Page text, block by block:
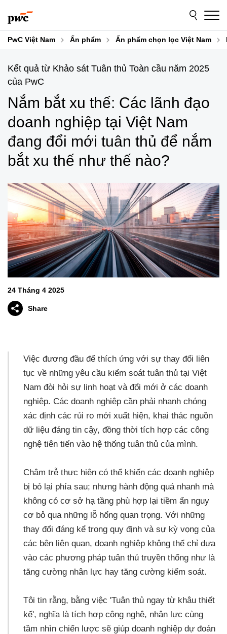
PwC Việt Nam Ấn phẩm Ấn phẩm chọn lọc Việt Nam
Kết quả từ Khảo sát Tuân thủ Toàn cầu năm 2025
của PwC​
Nắm bắt xu thế:​ Các lãnh đạo
doanh nghiệp tại Việt Nam
đang đổi mới tuân thủ để nắm
bắt xu thế như thế nào?​
24 Tháng 4 2025
Share
Việc đương đầu để thích ứng với sự thay đổi liên
tục về những yêu cầu kiểm soát tuân thủ tại Việt
Nam đòi hỏi sự linh hoạt và đổi mới ở các doanh
nghiệp. Các doanh nghiệp cần phải nhanh chóng
xác định các rủi ro mới xuất hiện, khai thác nguồn
dữ liệu đáng tin cậy, đồng thời tích hợp các công
nghệ tiên tiến vào hệ thống tuân thủ của mình.​
Chậm trễ thực hiện có thể khiến các doanh nghiệp
bị bỏ lại phía sau; nhưng hành động quá nhanh mà
không có cơ sở hạ tầng phù hợp lại tiềm ẩn nguy
cơ bỏ qua những lỗ hổng quan trọng. Với những
thay đổi đáng kể trong quy định và sự kỳ vọng của
các bên liên quan, doanh nghiệp không thể chỉ dựa
vào các phương pháp tuân thủ truyền thống như là
tăng cường nhân lực hay tăng cường kiểm soát.
Tôi tin rằng, bằng việc 'Tuân thủ ngay từ khâu thiết
kế', nghĩa là tích hợp công nghệ, nhân lực cùng
tầm nhìn chiến lược sẽ giúp doanh nghiệp dự đoán